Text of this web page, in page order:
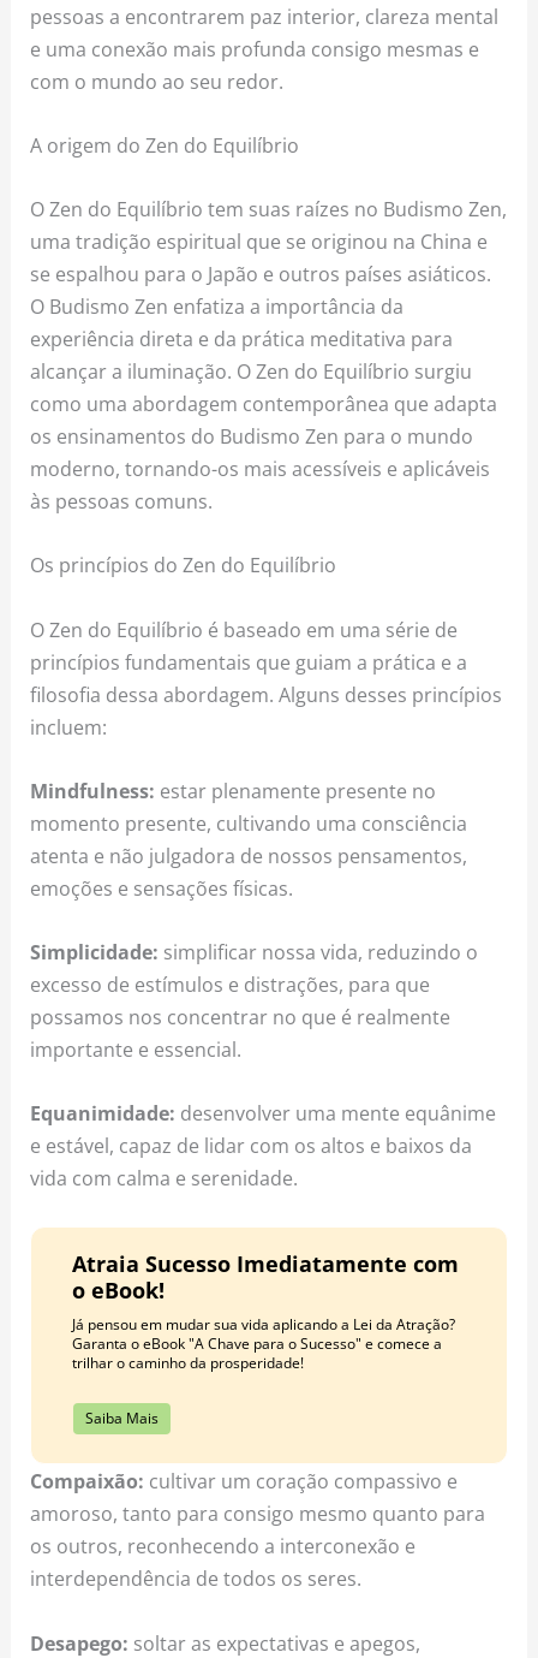
pessoas a encontrarem paz interior, clareza mental
e uma conexão mais profunda consigo mesmas e
com o mundo ao seu redor.
A origem do Zen do Equilíbrio
O Zen do Equilíbrio tem suas raízes no Budismo Zen,
uma tradição espiritual que se originou na China e
se espalhou para o Japão e outros países asiáticos.
O Budismo Zen enfatiza a importância da
experiência direta e da prática meditativa para
alcançar a iluminação. O Zen do Equilíbrio surgiu
como uma abordagem contemporânea que adapta
os ensinamentos do Budismo Zen para o mundo
moderno, tornando-os mais acessíveis e aplicáveis
às pessoas comuns.
Os princípios do Zen do Equilíbrio
O Zen do Equilíbrio é baseado em uma série de
princípios fundamentais que guiam a prática e a
filosofia dessa abordagem. Alguns desses princípios
incluem:
Mindfulness: estar plenamente presente no
momento presente, cultivando uma consciência
atenta e não julgadora de nossos pensamentos,
emoções e sensações físicas.
Simplicidade: simplificar nossa vida, reduzindo o
excesso de estímulos e distrações, para que
possamos nos concentrar no que é realmente
importante e essencial.
Equanimidade: desenvolver uma mente equânime
e estável, capaz de lidar com os altos e baixos da
vida com calma e serenidade.
Atraia Sucesso Imediatamente com
o eBook!
Já pensou em mudar sua vida aplicando a Lei da Atração?
Garanta o eBook "A Chave para o Sucesso" e comece a
trilhar o caminho da prosperidade!
Saiba Mais
Compaixão: cultivar um coração compassivo e
amoroso, tanto para consigo mesmo quanto para
os outros, reconhecendo a interconexão e
interdependência de todos os seres.
Desapego: soltar as expectativas e apegos,